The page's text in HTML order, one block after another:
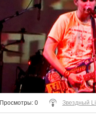
Просмотры: 0 Звездный